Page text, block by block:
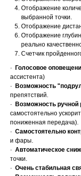
Отображение
выбранной точки.
Отображение
Отображение
реально
Счетчик
·
Голосовое
ассистента)
·
Возможность
препятствий.
·
Возможность ручной
самостоятельно
пониженная передача).
· Самостоятельно
и фары.
· Автоматическое
точки.
· Очень стабильная